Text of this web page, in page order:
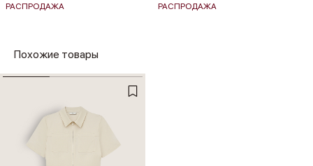
РАСПРОДАЖА РАСПРОДАЖА
Похожие товары